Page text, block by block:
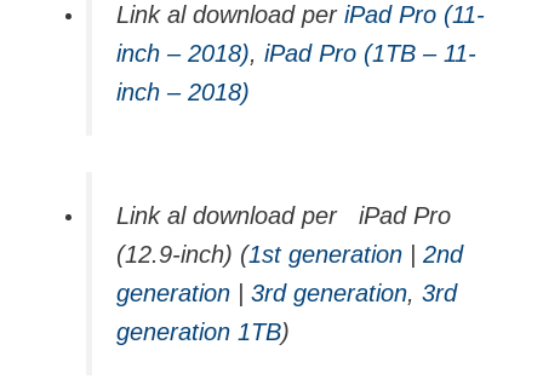
Link al download per iPad Pro (11-
inch – 2018), iPad Pro (1TB – 11-
inch – 2018)
Link al download per iPad Pro
(12.9-inch) (1st generation
2nd
generation
3rd generation, 3rd
generation 1TB)